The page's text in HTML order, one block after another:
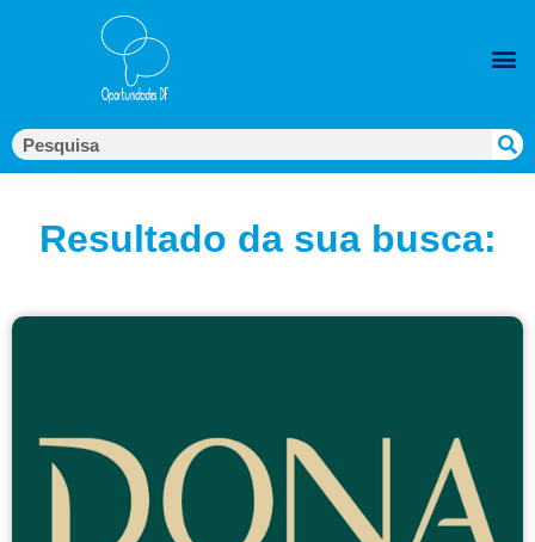
Resultado da sua busca: